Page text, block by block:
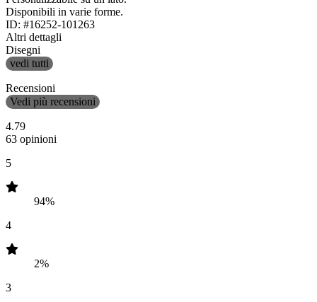
Disponibili in varie forme.
ID: #16252-101263
Altri dettagli
Disegni
vedi tutti
Recensioni
Vedi più recensioni
4.79
63 opinioni
5
94%
4
2%
3